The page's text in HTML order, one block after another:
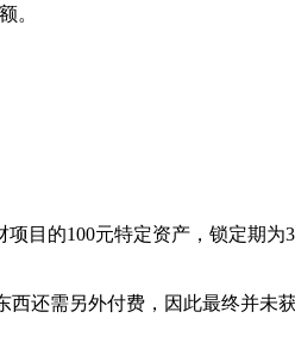
。
目的100元特定资产，锁定期为
还需另外付费，因此最终并未获